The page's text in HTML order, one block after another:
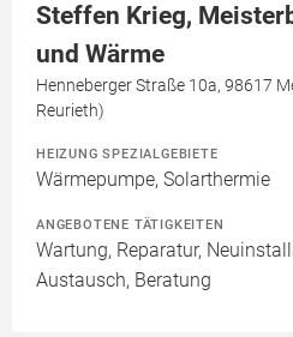
Steffen Krieg,
und Wärme
Henneberger Straße 10a, 98617
Reurieth)
HEIZUNG SPEZIALGEBIETE
Wärmepumpe, Solarthermie
ANGEBOTENE TÄTIGKEITEN
Wartung, Reparatur,
Austausch, Beratung